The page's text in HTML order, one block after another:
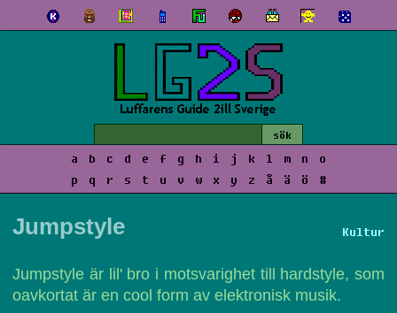
a b c d e f g h i j k l m n
o
p
q r s t u v w x y z å ä ö #
Kultur
Jumpstyle
Jumpstyle är lil' bro i motsvarighet till hardstyle, som
oavkortat är en cool form av elektronisk musik.